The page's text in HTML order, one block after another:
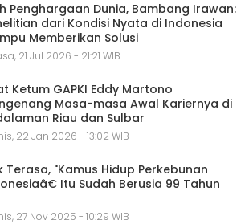
Penghargaan Dunia, Bambang Irawan:
dari Kondisi Nyata di Indonesia
Memberikan Solusi
21 Jul 2026 - 21:21 WIB
Ketum GAPKI Eddy Martono
Masa-masa Awal Kariernya di
Riau dan Sulbar
22 Jan 2026 - 13:02 WIB
Terasa, "Kamus Hidup Perkebunan
Itu Sudah Berusia 99 Tahun
27 Nov 2025 - 10:29 WIB